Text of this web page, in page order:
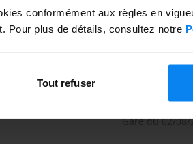
conformément aux règles en
Pour plus de détails, consultez notre
Tout refuser
Aéroport.
Garé du 02/08/